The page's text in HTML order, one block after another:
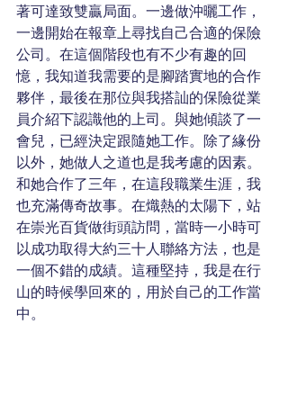
著可達致雙贏局面。一邊做沖曬工作，
一邊開始在報章上尋找自己合適的保險
公司。在這個階段也有不少有趣的回
憶，我知道我需要的是腳踏實地的合作
夥伴，最後在那位與我搭訕的保險從業
員介紹下認識他的上司。與她傾談了一
會兒，已經決定跟隨她工作。除了緣份
以外，她做人之道也是我考慮的因素。
和她合作了三年，在這段職業生涯，我
也充滿傳奇故事。在熾熱的太陽下，站
在崇光百貨做街頭訪問，當時一小時可
以成功取得大約三十人聯絡方法，也是
一個不錯的成績。這種堅持， 我是在行
山的時候學回來的，用於自己的工作當
中。